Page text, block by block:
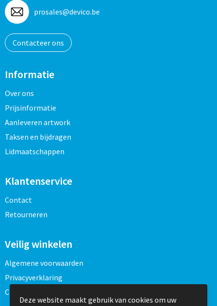
prosales@devico.be
Contacteer ons
Informatie
Over ons
Prijsinformatie
Aanleveren artwork
Taksen en bijdragen
Lidmaatschappen
Klantenservice
Contact
Retourneren
Veilig winkelen
Algemene voorwaarden
Privacyverklaring
Cookieverklaring
Deze website maakt gebruik van cookies om uw